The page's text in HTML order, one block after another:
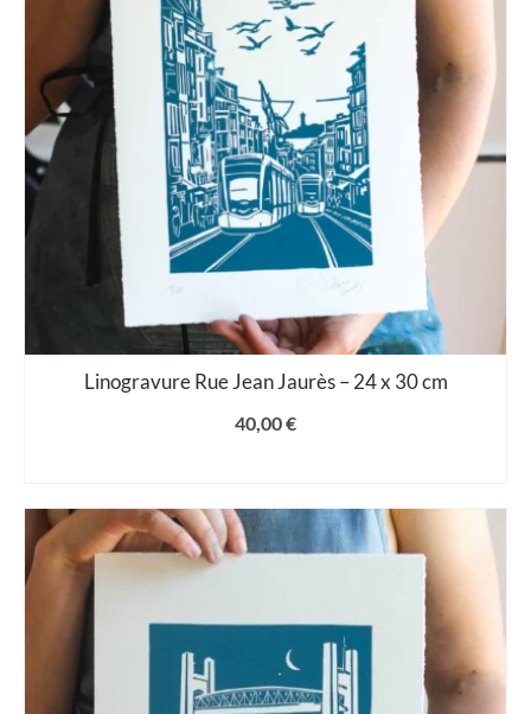
Linogravure Rue Jean Jaurès – 24 x 30 cm
40,00€